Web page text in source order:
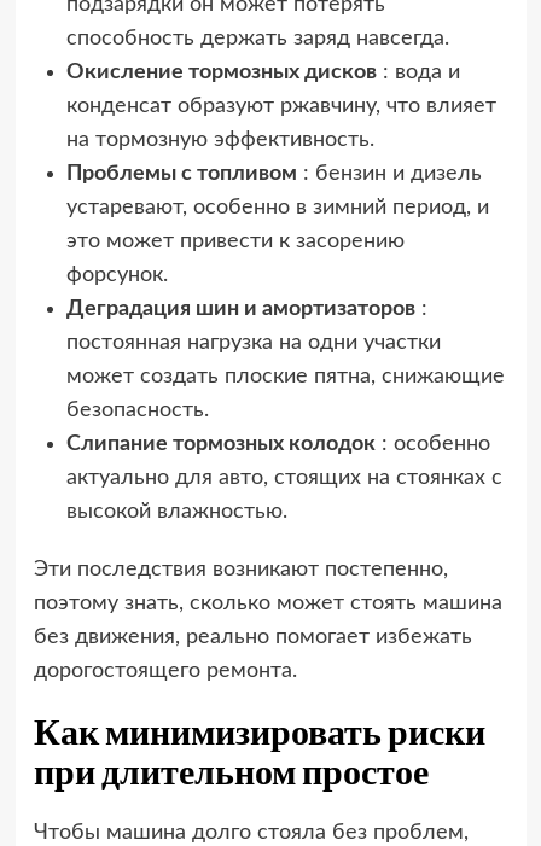
подзарядки он может потерять
способность держать заряд навсегда.
Окисление тормозных дисков: вода и
конденсат образуют ржавчину, что влияет
на тормозную эффективность.
Проблемы с топливом : бензин и дизель
устаревают, особенно в зимний период, и
это может привести к засорению
форсунок.
Деградация шин и амортизаторов:
постоянная нагрузка на одни участки
может создать плоские пятна, снижающие
безопасность.
Слипание тормозных колодок: особенно
актуально для авто, стоящих на стоянках с
высокой влажностью.
Эти последствия возникают постепенно,
поэтому знать, сколько может стоять машина
без движения, реально помогает избежать
дорогостоящего ремонта.
Как минимизировать риски
при длительном простое
Чтобы машина долго стояла без проблем,